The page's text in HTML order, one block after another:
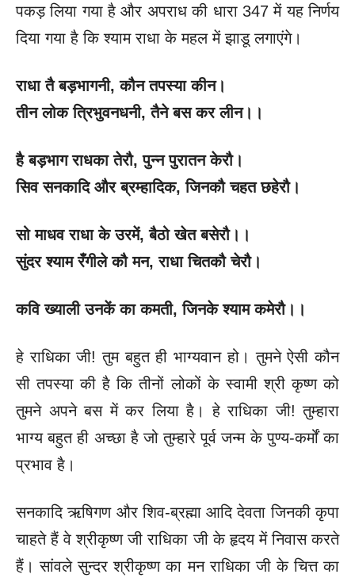
पकड़ लिया गया है और अपराध की धारा 347 में यह निर्णय
दिया गया है कि श्याम राधा के महल में झाडू लगाएंगे।
राधा तै बड़भागनी, कौन तपस्या कीन।
तीन लोक त्रिभुवनधनी, तैने बस कर लीन।।
है बड़भाग राधका तेरौ, पुन्न पुरातन केरौ।
सिव सनकादि और ब्रम्हादिक, जिनकौ चहत छहेरौ।
सो माधव राधा के उरमें, बैठो खेत बसेरौ।।
सुंदर श्याम रँगीले कौ मन, राधा चितकौ चेरौ।
कवि ख्याली उनकें का कमती, जिनके श्याम कमेरौ।।
हे राधिका जी! तुम बहुत ही भाग्यवान हो। तुमने ऐसी कौन
सी तपस्या की है कि तीनों लोकों के स्वामी श्री कृष्ण को
तुमने अपने बस में कर लिया है। हे राधिका जी! तुम्हारा
भाग्य बहुत ही अच्छा है जो तुम्हारे पूर्व जन्म के पुण्य-कर्मों का
प्रभाव है।
सनकादि ऋषिगण और शिव-ब्रह्मा आदि देवता जिनकी कृपा
चाहते हैं वे श्रीकृष्ण जी राधिका जी के हृदय में निवास करते
हैं। सांवले सुन्दर श्रीकृष्ण का मन राधिका जी के चित्त का